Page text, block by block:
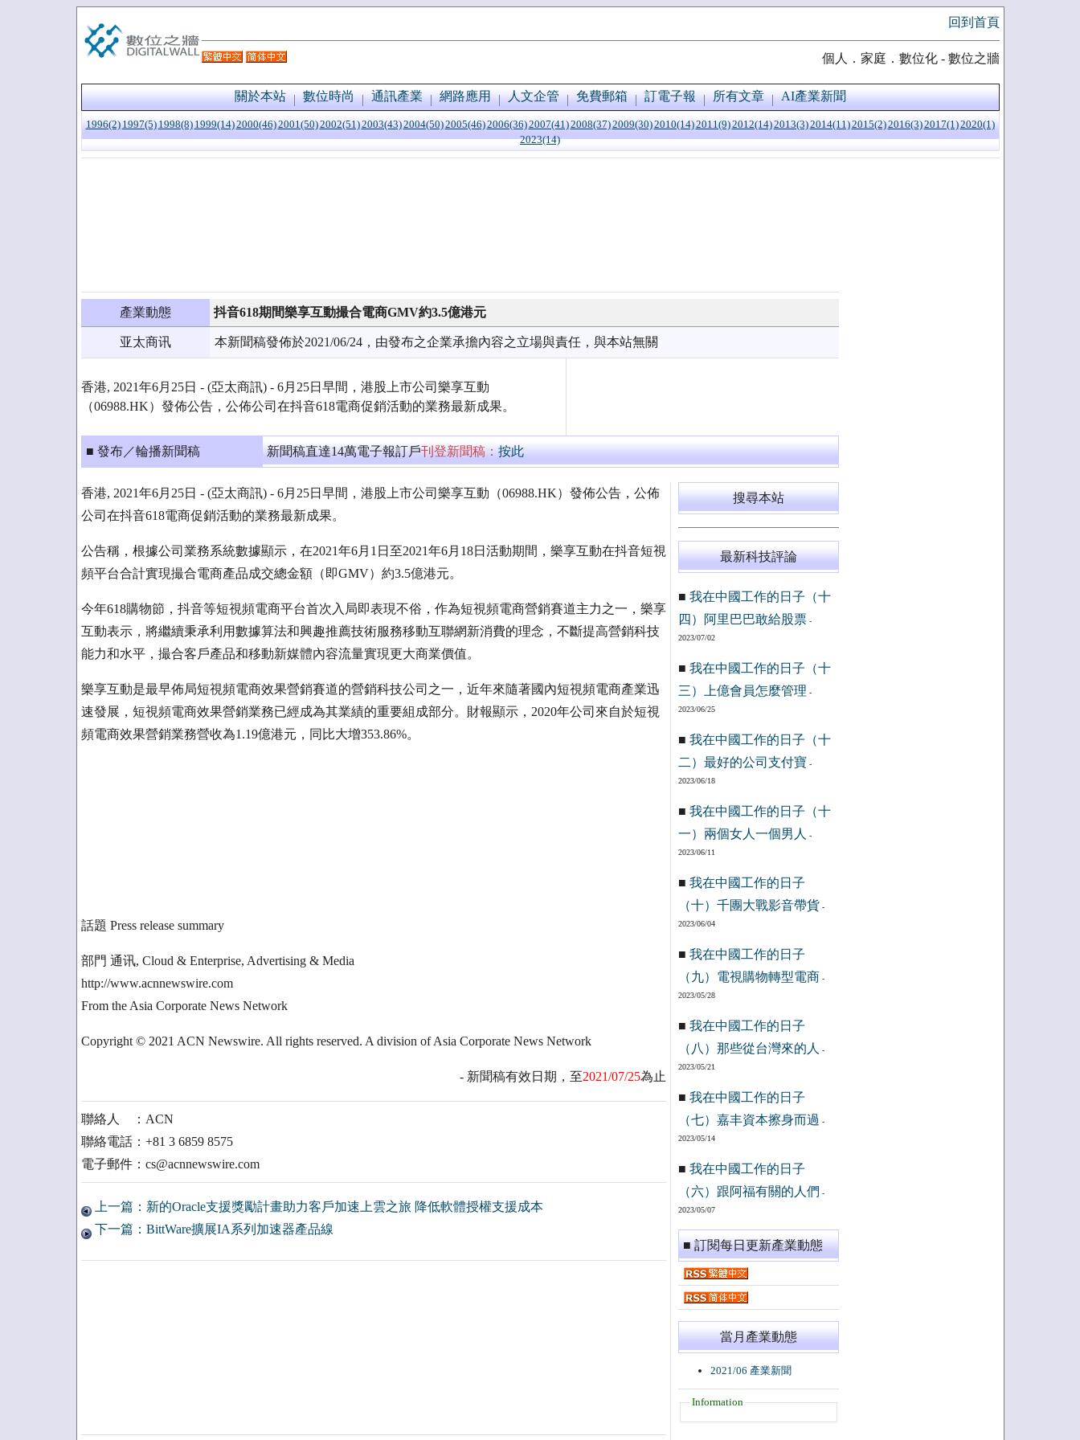
回到首頁
個人．家庭．數位化 - 數位之牆
關於本站 數位時尚 通訊產業 網路應用 人文企管 免費郵箱 訂電子報 所有文章 AI產業新聞
1996(2) 1997(5) 1998(8) 1999(14)2000(46)2001(50)2002(51)2003(43)2004(50)2005(46)2006(36)2007(41)2008(37)2009(30)2010(14)2011(9)2012(14)2013(3)2014(11)2015(2)2016(3)2017(1)2020(1)
2023(14)
產業動態 抖音618期間樂享互動撮合電商GMV約3.5億港元
亚太商讯 本新聞稿發佈於2021/06/24，由發布之企業承擔內容之立場與責任，與本站無關
香港, 2021年6月25日 - (亞太商訊) - 6月25日早間，港股上市公司樂享互動
（06988.HK）發佈公告，公佈公司在抖音618電商促銷活動的業務最新成果。
■ 發布／輪播新聞稿 新聞稿直達14萬電子報訂戶刊登新聞稿：按此
香港, 2021年6月25日 - (亞太商訊) - 6月25日早間，港股上市公司樂享互動（06988.HK）發佈公告，公佈
公司在抖音618電商促銷活動的業務最新成果。
公告稱，根據公司業務系統數據顯示，在2021年6月1日至2021年6月18日活動期間，樂享互動在抖音短視
頻平台合計實現撮合電商產品成交總金額（即GMV）約3.5億港元。
今年618購物節，抖音等短視頻電商平台首次入局即表現不俗，作為短視頻電商營銷賽道主力之一，樂享
互動表示，將繼續秉承利用數據算法和興趣推薦技術服務移動互聯網新消費的理念，不斷提高營銷科技
能力和水平，撮合客戶產品和移動新媒體內容流量實現更大商業價值。
樂享互動是最早佈局短視頻電商效果營銷賽道的營銷科技公司之一，近年來隨著國內短視頻電商產業迅
速發展，短視頻電商效果營銷業務已經成為其業績的重要組成部分。財報顯示，2020年公司來自於短視
頻電商效果營銷業務營收為1.19億港元，同比大增353.86%。
話題 Press release summary
部門 通讯, Cloud & Enterprise, Advertising & Media
http://www.acnnewswire.com
From the Asia Corporate News Network
Copyright © 2021 ACN Newswire. All rights reserved. A division of Asia Corporate News Network
- 新聞稿有效日期，至2021/07/25為止
聯絡人 ：ACN
聯絡電話：+81 3 6859 8575
電子郵件：cs@acnnewswire.com
上一篇：新的Oracle支援獎勵計畫助力客戶加速上雲之旅 降低軟體授權支援成本
下一篇：BittWare擴展IA系列加速器產品線
搜尋本站
最新科技評論
■ 我在中國工作的日子（十
四）阿里巴巴敢給股票-
2023/07/02
■ 我在中國工作的日子（十
三）上億會員怎麼管理 -
2023/06/25
■ 我在中國工作的日子（十
二）最好的公司支付寶 -
2023/06/18
■ 我在中國工作的日子（十
一）兩個女人一個男人
-
2023/06/11
■ 我在中國工作的日子
（十）千團大戰影音帶貨 -
2023/06/04
■ 我在中國工作的日子
（九）電視購物轉型電商 -
2023/05/28
■ 我在中國工作的日子
（八）那些從台灣來的人
-
2023/05/21
■ 我在中國工作的日子
（七）嘉丰資本擦身而過 -
2023/05/14
■ 我在中國工作的日子
（六）跟阿福有關的人們 -
2023/05/07
■ 訂閱每日更新產業動態
當月產業動態
2021/06 產業新聞
Information